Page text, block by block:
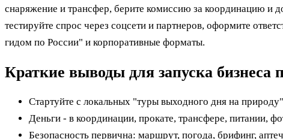
снаряжение и трансфер, берите комиссию за координацию и
тестируйте спрос через соцсети и партнеров, оформите
гидом по России" и корпоративные форматы.
Краткие выводы для запуска бизнеса
Стартуйте с локальных "туры выходного дня на
Деньги - в координации, прокате, трансфере, питании,
Безопасность первична: маршрут, погода, брифинг,